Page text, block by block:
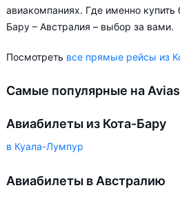
авиакомпаниях. Где именно купить
Бару – Австралия – выбор за вами.
Посмотреть все прямые рейсы из
Самые популярные на
Авиабилеты из Кота-Бару
в Куала-Лумпур
Авиабилеты в Австралию